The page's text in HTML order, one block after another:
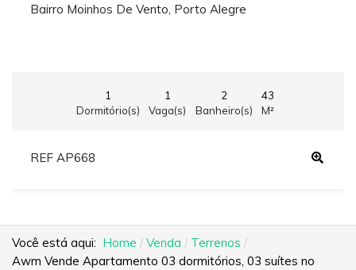
Bairro Moinhos De Vento, Porto Alegre
1
Dormitório(s)
1
Vaga(s)
2
Banheiro(s)
43
M²
REF AP668
Você está aqui: Home Venda
Terrenos
Awm Vende Apartamento 03 dormitórios, 03 suítes no